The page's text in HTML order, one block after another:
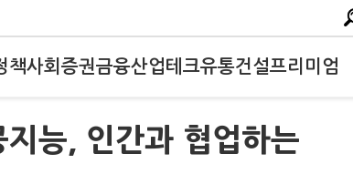
책사회 증권금융산업테크유통건설프리미엄
능, 인간과 협업하는